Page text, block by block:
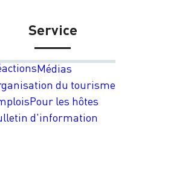
Service
Médias
du tourisme
Pour les hôtes
d'information